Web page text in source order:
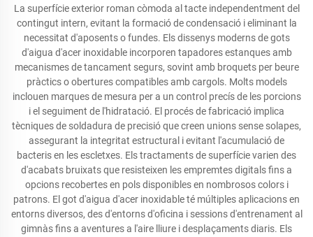
La superfície exterior roman còmoda al tacte independentment del
contingut intern, evitant la formació de condensació i eliminant la
necessitat d'aposents o fundes. Els dissenys moderns de gots
d'aigua d'acer inoxidable incorporen tapadores estanques amb
mecanismes de tancament segurs, sovint amb broquets per beure
pràctics o obertures compatibles amb cargols. Molts models
inclouen marques de mesura per a un control precís de les porcions
i el seguiment de l'hidratació. El procés de fabricació implica
tècniques de soldadura de precisió que creen unions sense solapes,
assegurant la integritat estructural i evitant l'acumulació de
bacteris en les escletxes. Els tractaments de superfície varien des
d'acabats bruixats que resisteixen les empremtes digitals fins a
opcions recobertes en pols disponibles en nombrosos colors i
patrons. El got d'aigua d'acer inoxidable té múltiples aplicacions en
entorns diversos, des d'entorns d'oficina i sessions d'entrenament al
gimnàs fins a aventures a l'aire lliure i desplaçaments diaris. Els